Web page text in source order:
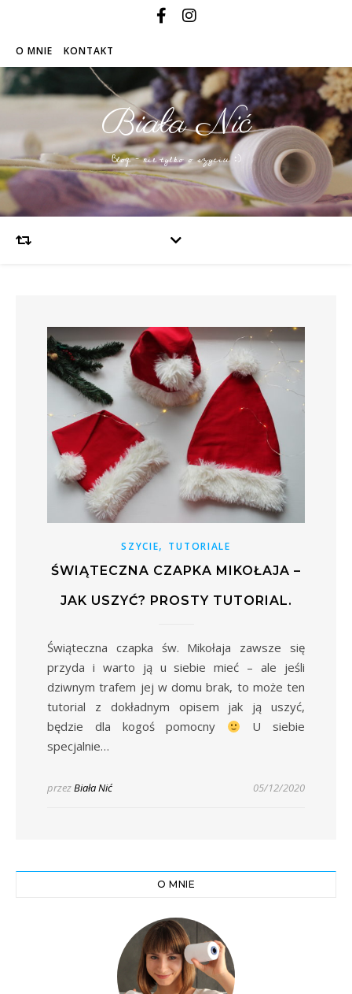
O MNIE KONTAKT
Biała Nić
Blog – nie tylko o szyciu :)
SZYCIE, TUTORIALE
ŚWIĄTECZNA CZAPKA MIKOŁAJA –
JAK USZYĆ? PROSTY TUTORIAL.
Świąteczna czapka św. Mikołaja zawsze się
przyda i warto ją u siebie mieć – ale jeśli
dziwnym trafem jej w domu brak, to może ten
tutorial z dokładnym opisem jak ją uszyć,
będzie dla kogoś pomocny
U siebie
specjalnie…
przezBiała Nić 05/12/2020
O MNIE